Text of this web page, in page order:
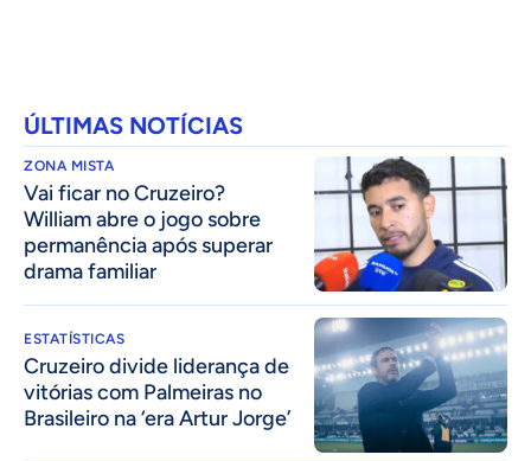
ÚLTIMAS NOTÍCIAS
ZONA MISTA
Vai ficar no Cruzeiro?
William abre o jogo sobre
permanência após superar
drama familiar
ESTATÍSTICAS
Cruzeiro divide liderança de
vitórias com Palmeiras no
Brasileiro na ‘era Artur Jorge’